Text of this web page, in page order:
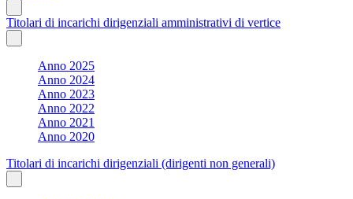
Titolari di incarichi dirigenziali amministrativi di vertice
Anno 2025
Anno 2024
Anno 2023
Anno 2022
Anno 2021
Anno 2020
Titolari di incarichi dirigenziali (dirigenti non generali)